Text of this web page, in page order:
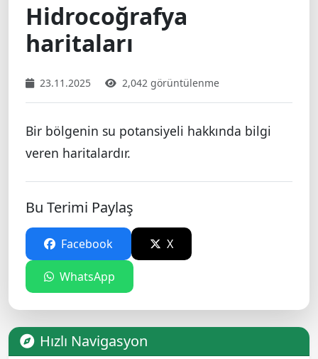
Hidrocoğrafya
haritaları
23.11.2025 2,042 görüntülenme
Bir bölgenin su potansiyeli hakkında bilgi
veren haritalardır.
Bu Terimi Paylaş
Facebook X
WhatsApp
Hızlı Navigasyon